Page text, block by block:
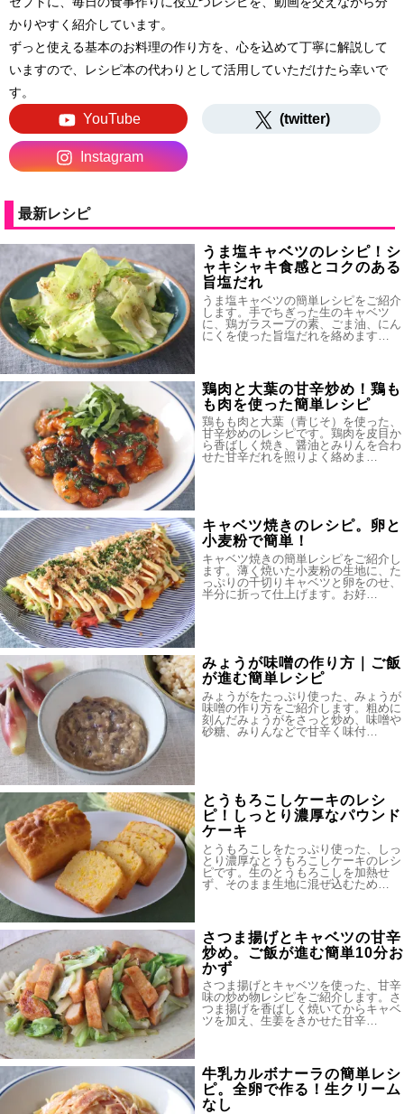
かりやすく紹介しています。
ずっと使える基本のお料理の作り方を、心を込めて丁寧に解説して
いますので、レシピ本の代わりとして活用していただけたら幸いで
す。
YouTube (twitter)
Instagram
最新レシピ
うま塩キャベツのレシピ！シ
ャキシャキ食感とコクのある
旨塩だれ
うま塩キャベツの簡単レシピをご紹介
します。手でちぎった生のキャベツ
に、鶏ガラスープの素、ごま油、にん
にくを使った旨塩だれを絡めます…
鶏肉と大葉の甘辛炒め！鶏も
も肉を使った簡単レシピ
鶏もも肉と大葉（青じそ）を使った、
甘辛炒めのレシピです。鶏肉を皮目か
ら香ばしく焼き、醤油とみりんを合わ
せた甘辛だれを照りよく絡めま…
キャベツ焼きのレシピ。卵と
小麦粉で簡単！
キャベツ焼きの簡単レシピをご紹介し
ます。薄く焼いた小麦粉の生地に、た
っぷりの千切りキャベツと卵をのせ、
半分に折って仕上げます。お好…
みょうが味噌の作り方｜ご飯
が進む簡単レシピ
みょうがをたっぷり使った、みょうが
味噌の作り方をご紹介します。粗めに
刻んだみょうがをさっと炒め、味噌や
砂糖、みりんなどで甘辛く味付…
とうもろこしケーキのレシ
ピ！しっとり濃厚なパウンド
ケーキ
とうもろこしをたっぷり使った、しっ
とり濃厚なとうもろこしケーキのレシ
ピです。生のとうもろこしを加熱せ
ず、そのまま生地に混ぜ込むため…
さつま揚げとキャベツの甘辛
炒め。ご飯が進む簡単10分お
かず
さつま揚げとキャベツを使った、甘辛
味の炒め物レシピをご紹介します。さ
つま揚げを香ばしく焼いてからキャベ
ツを加え、生姜をきかせた甘辛…
牛乳カルボナーラの簡単レシ
ピ。全卵で作る！生クリーム
なし